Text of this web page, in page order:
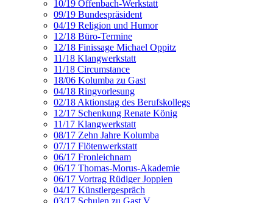
10/19 Offenbach-Werkstatt
09/19 Bundespräsident
04/19 Religion und Humor
12/18 Büro-Termine
12/18 Finissage Michael Oppitz
11/18 Klangwerkstatt
11/18 Circumstance
18/06 Kolumba zu Gast
04/18 Ringvorlesung
02/18 Aktionstag des Berufskollegs
12/17 Schenkung Renate König
11/17 Klangwerkstatt
08/17 Zehn Jahre Kolumba
07/17 Flötenwerkstatt
06/17 Fronleichnam
06/17 Thomas-Morus-Akademie
06/17 Vortrag Rüdiger Joppien
04/17 Künstlergespräch
03/17 Schulen zu Gast V